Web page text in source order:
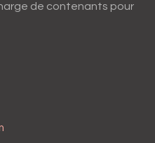
de contenants pour